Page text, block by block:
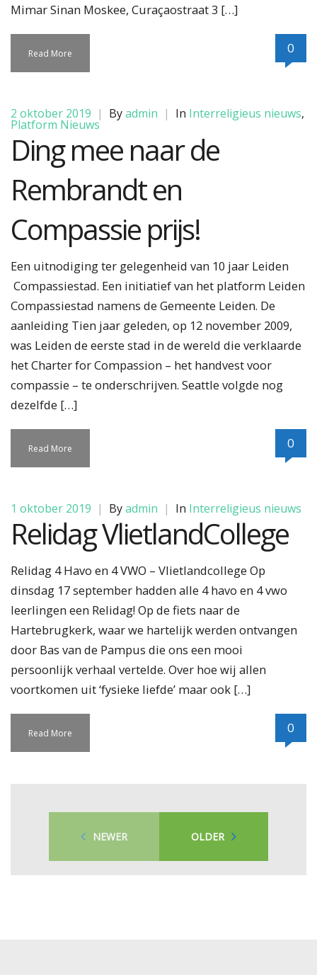
Mimar Sinan Moskee, Curaçaostraat 3 […]
Read More 0
2 oktober 2019 | Byadmin | In Interreligieus nieuws,
Platform Nieuws
Ding mee naar de
Rembrandt en
Compassie prijs!
Een uitnodiging ter gelegenheid van 10 jaar Leiden
Compassiestad. Een initiatief van het platform Leiden
Compassiestad namens de Gemeente Leiden. De
aanleiding Tien jaar geleden, op 12 november 2009,
was Leiden de eerste stad in de wereld die verklaarde
het Charter for Compassion – het handvest voor
compassie – te onderschrijven. Seattle volgde nog
dezelfde […]
Read More 0
1 oktober 2019 | Byadmin | In Interreligieus nieuws
Relidag VlietlandCollege
Relidag 4 Havo en 4 VWO – Vlietlandcollege Op
dinsdag 17 september hadden alle 4 havo en 4 vwo
leerlingen een Relidag! Op de fiets naar de
Hartebrugkerk, waar we hartelijk werden ontvangen
door Bas van de Pampus die ons een mooi
persoonlijk verhaal vertelde. Over hoe wij allen
voortkomen uit ‘fysieke liefde’ maar ook […]
Read More 0
NEWER OLDER